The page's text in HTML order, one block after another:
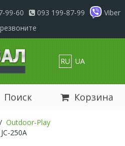
99-60 093 199-87-99
Viber
RU UA
Поиск Корзина
Outdoor-Play
250A